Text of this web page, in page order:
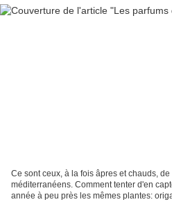
Ce sont ceux, à la fois âpres et chauds,
méditerranéens. Comment tenter d'en
année à peu près les mêmes plantes: